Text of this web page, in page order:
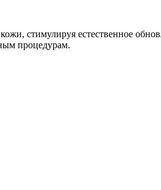
стимулируя естественное
процедурам.